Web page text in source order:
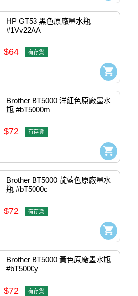
HP GT53 黑色原廠墨水瓶
#1Vv22AA
$64 有存貨
Brother BT5000 洋紅色原廠墨水
瓶 #bT5000m
$72 有存貨
Brother BT5000 靛藍色原廠墨水
瓶 #bT5000c
$72 有存貨
Brother BT5000 黃色原廠墨水瓶
#bT5000y
$72 有存貨